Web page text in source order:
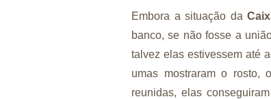
Embora a situação da
banco, se não fosse a
talvez elas estivessem até
umas mostraram o rosto,
reunidas, elas